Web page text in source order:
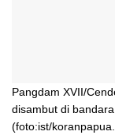
Pangdam XVII/
disambut di
(foto:ist/